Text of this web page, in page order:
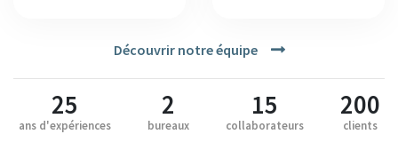
Découvrir notre équipe
25
ans d'expériences
2
bureaux
15
collaborateurs
200
clients